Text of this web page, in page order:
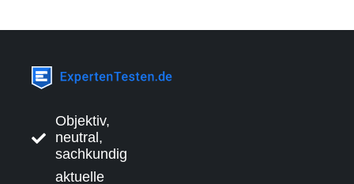
Objektiv,
neutral,
sachkundig
aktuelle